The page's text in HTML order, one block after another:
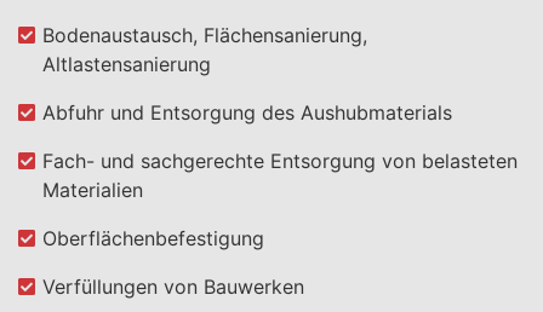
Bodenaustausch, Flächensanierung,
Altlastensanierung
Abfuhr und Entsorgung des Aushubmaterials
Fach- und sachgerechte Entsorgung von belasteten
Materialien
Oberflächenbefestigung
Verfüllungen von Bauwerken